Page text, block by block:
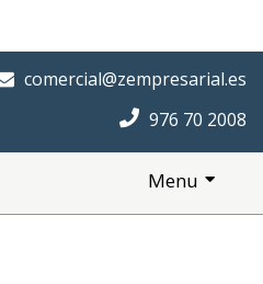
comercial@zempresarial.es
976 70 2008
Menu